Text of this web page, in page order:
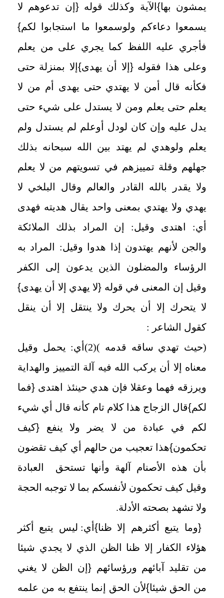
يمشون بها} الآية وكذلك قوله{ إن تدعوهم لا
يسمعوا دعاءكم ولوسمعوا ما استجابوا لكم}
فأجري عليه اللفظ كما يجري على من يعلم
وعلى هذا فقوله{ إلا أن يهدى} إلا بمنزلة حتى
فكأنه قال أمن لا يهتدي حتى يهدى أم من لا
يعلم حتى يعلم ومن لا يستدل على شيء حتى
يدل عليه وإن كان لودل أوعلم لم يستدل ولم
يعلم ولوهدي لم يهتد بين الله سبحانه بذلك
جهلهم وقلة تمييزهم في تسويتهم من لا يعلم
ولا يقدر بالله القادر والعالم وقال البلخي لا
يهدي ولا يهتدي بمعنى واحد يقال هديته فهدى
أي: اهتدى وقيل: إن المراد بذلك الملائكة
والجن لأنهم يهتدون إذا هدوا وقيل: المراد به
الرؤساء والمضلون الذين يدعون إلى الكفر
وقيل إن المعنى في قوله {لا يهدي إلا أن يهدى}
لا يتحرك إلا أن يحرك ولا ينتقل إلا أن ينقل
كقول الشاعر :
(حيث تهدي ساقه قدمه )(2)أي: يحمل وقيل
معناه إلا أن يركب الله فيه آلة التمييز والهداية
ويرزقه فهما وعقلا فإن هدي حينئذ اهتدى {فما
لكم}قال الزجاج هذا كلام تام كأنه قال أي شيء
لكم في عبادة من لا يضر ولا ينفع {كيف
تحكمون}هذا تعجيب من حالهم أي كيف تقضون
بأن هذه الأصنام آلهة وأنها تستحق العبادة
وقيل كيف تحكمون لأنفسكم بما لا توجبه الحجة
ولا تشهد بصحته الأدلة.
{وما يتبع أكثرهم إلا ظنا} أي: ليس يتبع أكثر
هؤلاء الكفار إلا ظنا الظن الذي لا يجدي شيئا
من تقليد آبائهم ورؤسائهم {إن الظن لا يغني
من الحق شيئا}لأن الحق إنما ينتفع به من علمه